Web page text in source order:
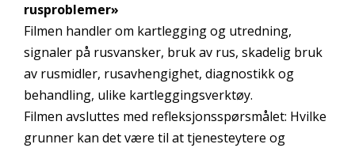
rusproblemer»
Filmen handler om kartlegging og utredning,
signaler på rusvansker, bruk av rus, skadelig bruk
av rusmidler, rusavhengighet, diagnostikk og
behandling, ulike kartleggingsverktøy.
Filmen avsluttes med refleksjonsspørsmålet: Hvilke
grunner kan det være til at tjenesteytere og